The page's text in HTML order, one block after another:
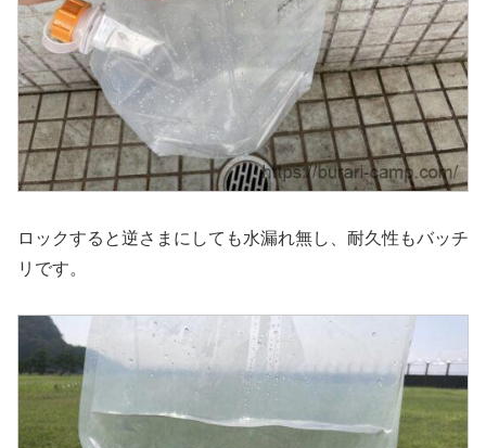
ロックすると逆さまにしても水漏れ無し、耐久性もバッチ
リです。